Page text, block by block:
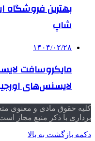
بهترین فروشگاه
شاپ
۱۴۰۴/۰۲/۲۸
مایکروسافت
لایسنس‌های
کلیه حقوق مادی و معنوی
برداری با ذکر منبع مجاز
دکمه بازگشت به بالا